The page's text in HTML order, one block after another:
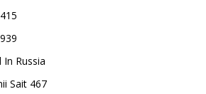
Russia
Sait 467